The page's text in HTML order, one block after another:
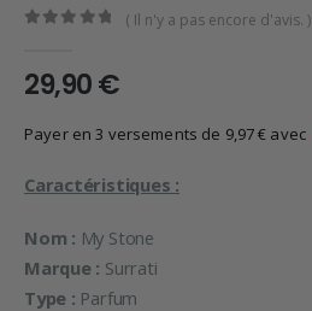
( Il n'y a pas encore d'avis. )
29,90€
Payer en 3 versements de 9,97€ avec
Caractéristiques :
Nom : My Stone
Marque : Surrati
Type : Parfum